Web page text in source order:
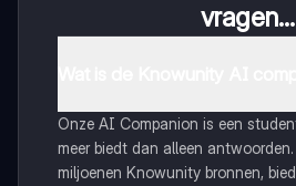
vragen...
Onze AI Companion is een
meer biedt dan alleen
miljoenen Knowunity bronnen,